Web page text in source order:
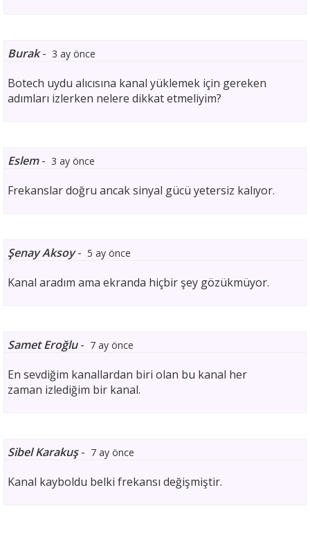
Burak- 3 ay önce
Botech uydu alıcısına kanal yüklemek için gereken
adımları izlerken nelere dikkat etmeliyim?
Eslem- 3 ay önce
Frekanslar doğru ancak sinyal gücü yetersiz kalıyor.
Şenay Aksoy- 5 ay önce
Kanal aradım ama ekranda hiçbir şey gözükmüyor.
Samet Eroğlu- 7 ay önce
En sevdiğim kanallardan biri olan bu kanal her
zaman izlediğim bir kanal.
Sibel Karakuş- 7 ay önce
Kanal kayboldu belki frekansı değişmiştir.